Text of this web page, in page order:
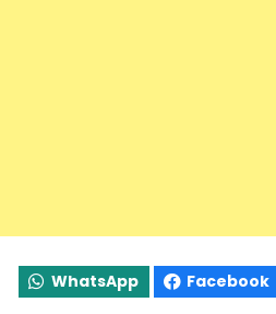
WhatsApp Facebook